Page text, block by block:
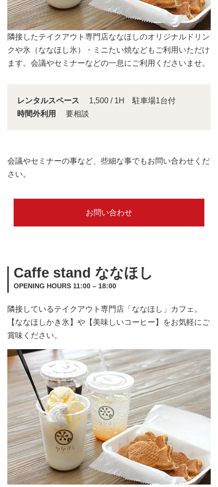
会議スペースは大きな窓から明るい日差しが入り込みま
す。
レンタルスペース
1,500 / 1H 駐車場1台付
時間外利用
要相談
会議やセミナーの事など、些細な事でもお問い合わせくだ
さい。
お問い合わせ
Caffe stand ななほし
OPENING HOURS 11:00 – 18:00
隣接しているテイクアウト専門店「ななほし」カフェ。
【ななほしかき氷】や【美味しいコーヒー】をお気軽にご
賞味ください。